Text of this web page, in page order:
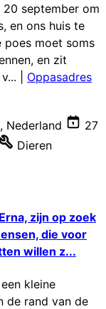
september om
en ons huis te
poes moet soms
en zit
Oppasadres
Nederland
27
Dieren
zijn op zoek
die voor
willen z...
kleine
de rand van de